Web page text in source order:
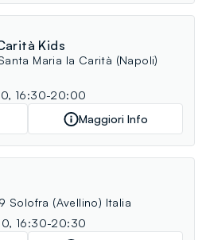
Kids
Maria la Carità (Napoli)
16:30-20:00
Maggiori Info
Solofra (Avellino) Italia
16:30-20:30